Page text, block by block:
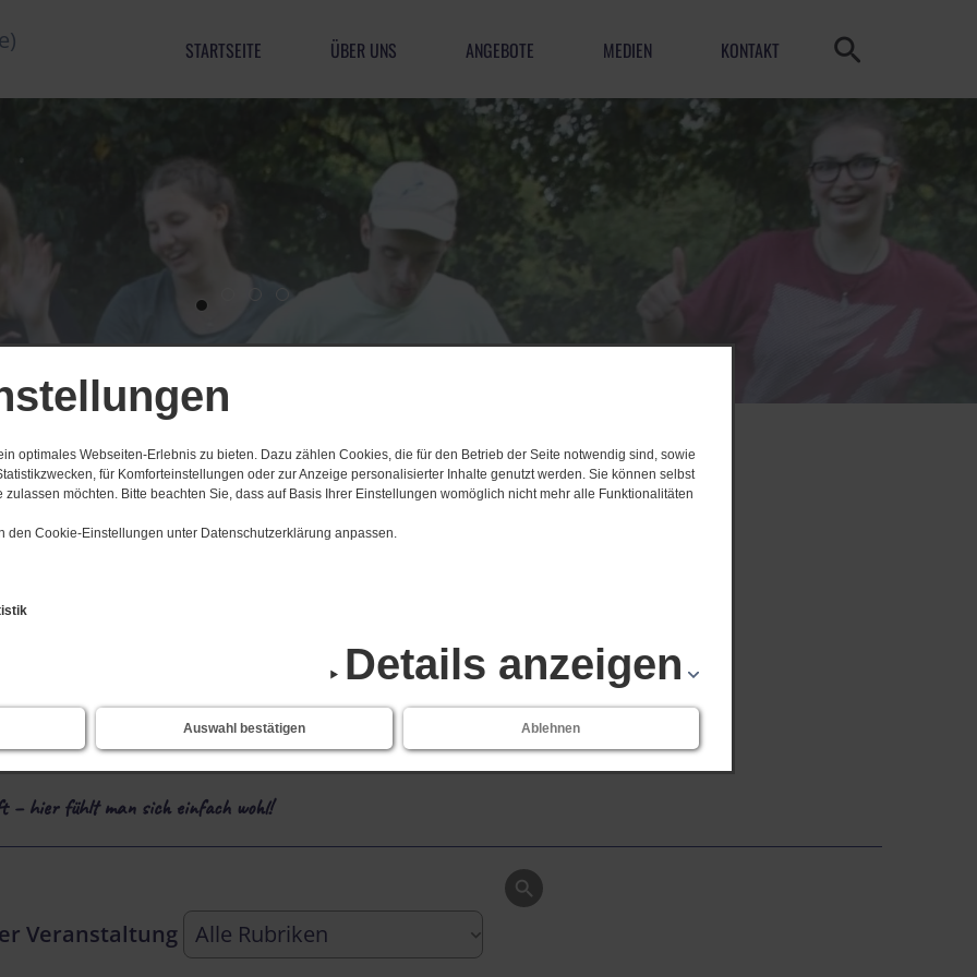
optimales Webseiten-Erlebnis zu bieten. Dazu zählen Cookies, die für den Betrieb der Seite notwendig sind, sowie
für Komforteinstellungen oder zur Anzeige personalisierter Inhalte genutzt werden. Sie können selbst
möchten. Bitte beachten Sie, dass auf Basis Ihrer Einstellungen womöglich nicht mehr alle Funktionalitäten
den Cookie-Einstellungen unter Datenschutzerklärung anpassen.
Details anzeigen
Auswahl bestätigen Ablehnen
STARTSEITE ÜBER UNS ANGEBOTE MEDIEN KONTAKT
Seminaren und Freizeiten.
Alltag bekommen
Glauben
– hier fühlt man sich einfach wohl!
Veranstaltung